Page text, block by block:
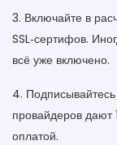
3. Включайте в
SSL‑сертифов.
всё уже включено.
4.
провайдеров дают
оплатой.